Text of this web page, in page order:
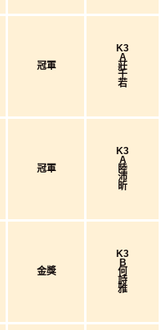
冠軍
K3
A
莊
千
若
冠軍
K3
A
陸
沛
昕
金獎
K3
B
何
詩
雅